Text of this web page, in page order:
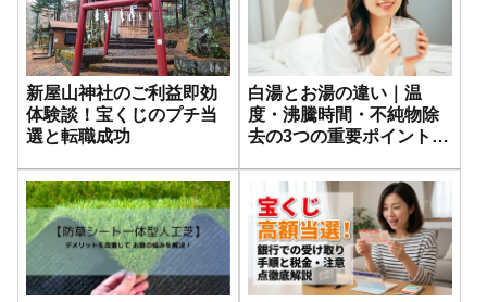
新屋山神社のご利益即効
体験談！宝くじのプチ当
選と転職成功
白湯とお湯の違い｜温
度・沸騰時間・不純物除
去の3つの重要ポイントを